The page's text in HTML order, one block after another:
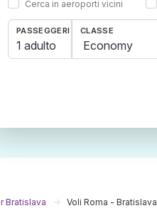
Cerca in aeroporti vicini
PASSEGGERI
1 adulto
CLASSE
Bratislava Voli Roma - Bratislava